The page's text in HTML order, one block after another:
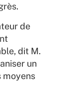
de
dit M.
un
moyens